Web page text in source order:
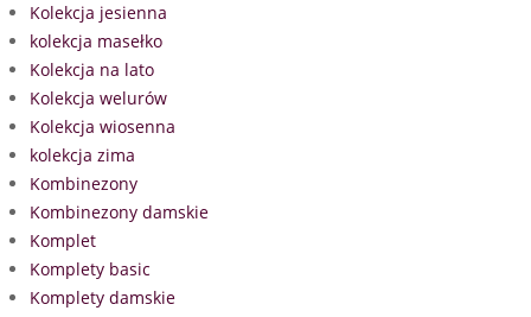
Kolekcja jesienna
kolekcja masełko
Kolekcja na lato
Kolekcja welurów
Kolekcja wiosenna
kolekcja zima
Kombinezony
Kombinezony damskie
Komplet
Komplety basic
Komplety damskie